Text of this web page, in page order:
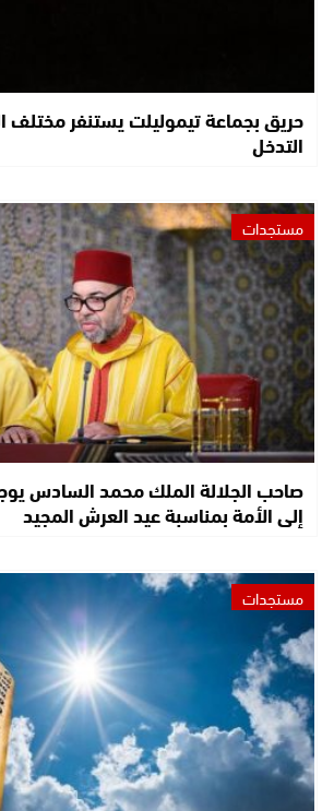
حريق بجماعة تيموليلت يستنفر
التدخل
مستجدات
صاحب الجلالة الملك محمد السادس
إلى الأمة بمناسبة عيد العرش المجيد
مستجدات